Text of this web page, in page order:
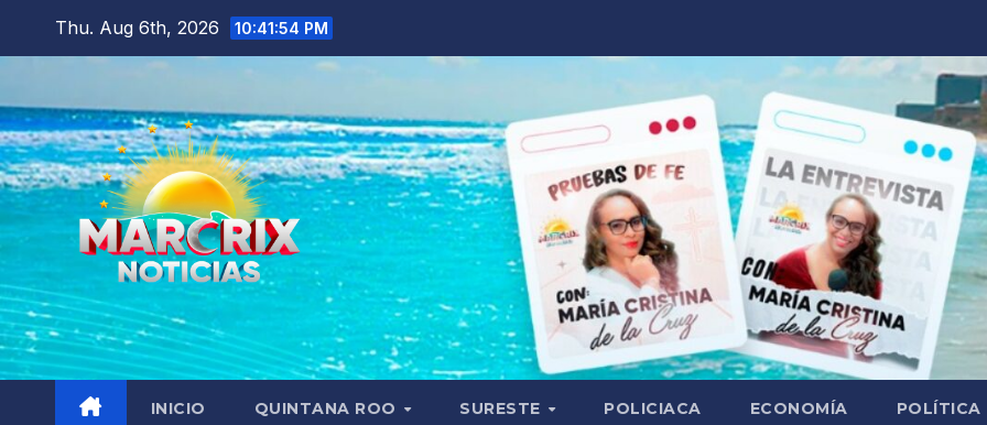
Thu. Aug 6th, 2026 10:41:56 PM
INICIO QUINTANA ROO SURESTE POLICIACA ECONOMÍA POLÍTICA